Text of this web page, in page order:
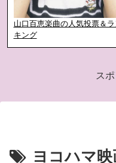
山口百恵楽曲の人気投票＆ラ
キング
ス
ヨコハマ